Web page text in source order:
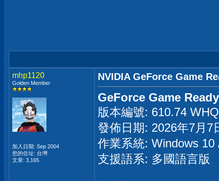
mhp1120
Golden Member
加入日期: Sep 2004
您的住址: 台灣
文章: 3,165
NVIDIA GeForce Game
GeForce Game
版本編號: 610.74
發佈日期: 2026年7月7
作業系統: Windows
支援語系: 多國語言版